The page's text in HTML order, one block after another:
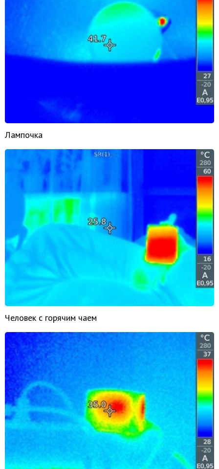
Лампочка
Человек с горячим чаем